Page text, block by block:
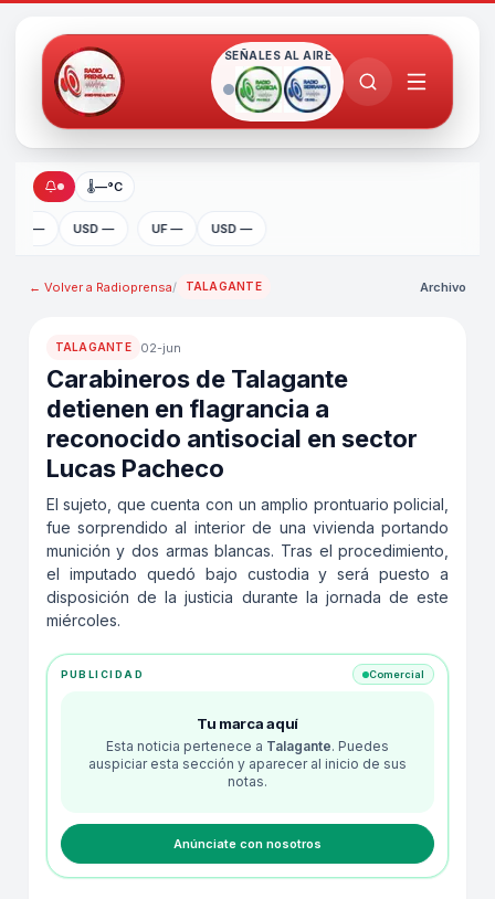
SEÑALES AL AIRE
🌡—°C
UF — USD — UF — USD —
← Volver a Radioprensa/ TALAGANTE Archivo
TALAGANTE 02-jun
Carabineros de Talagante
detienen en flagrancia a
reconocido antisocial en sector
Lucas Pacheco
El sujeto, que cuenta con un amplio prontuario policial,
fue sorprendido al interior de una vivienda portando
munición y dos armas blancas. Tras el procedimiento,
el imputado quedó bajo custodia y será puesto a
disposición de la justicia durante la jornada de este
miércoles.
PUBLICIDAD Comercial
Tu marca aquí
Esta noticia pertenece a Talagante. Puedes
auspiciar esta sección y aparecer al inicio de sus
notas.
Anúnciate con nosotros